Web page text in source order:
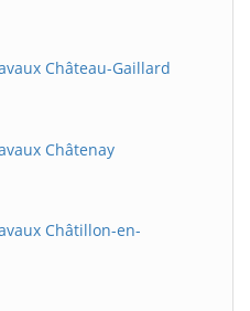
Château-Gaillard
Châtenay
Châtillon-en-